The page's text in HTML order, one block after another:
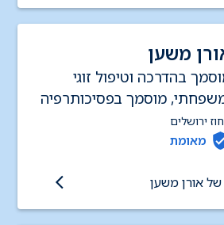
משען
בהדרכה וטיפול זוגי
מוסמך בפסיכותרפיה
מיני (סקסולוגי)
ירושלים
מאומת
אורן משען